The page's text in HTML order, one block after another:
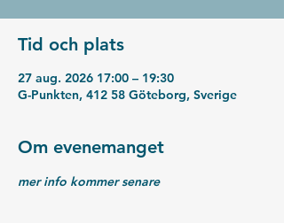
Tid och plats
27 aug. 2026 17:00 – 19:30
G-Punkten, 412 58 Göteborg, Sverige
Om evenemanget
mer info kommer senare